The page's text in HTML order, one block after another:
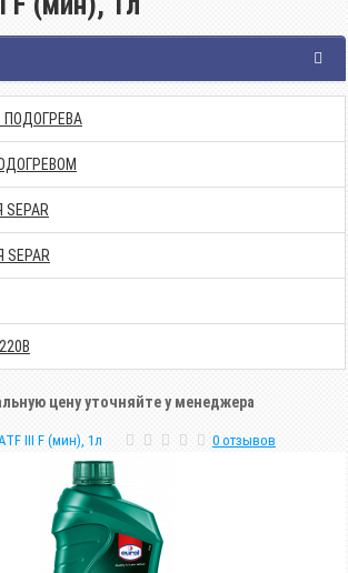
ПОДОГРЕВА
цену уточняйте у менеджера
III F (мин), 1л 0 отзывов